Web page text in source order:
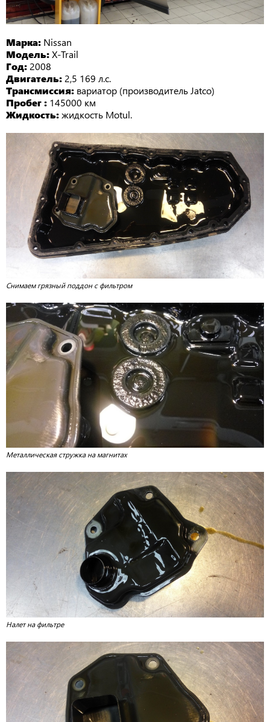
Марка: Nissan
Модель:X-Trail
Год: 2008
Двигатель: 2,5 169 л.с.
Трансмиссия: вариатор (производитель Jatco)
Пробег : 145000 км
Жидкость:жидкость Motul.
Снимаем грязный поддон с фильтром
Металлическая стружка на магнитах
Налет на фильтре